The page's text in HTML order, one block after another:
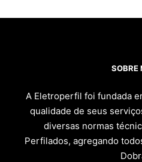
SOBRE
A Eletroperfil foi fundada
qualidade de seus
diversas normas
Perfilados, agregando